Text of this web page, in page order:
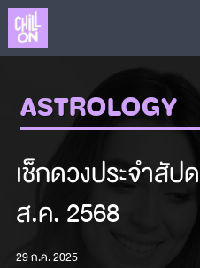
ASTROLOGY
เช็กดวงประจำสั
ส.ค. 2568
29 ก.ค. 2025